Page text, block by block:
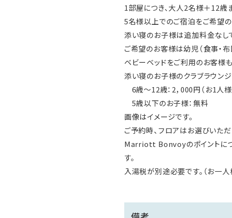
1部屋につき、大人2名様＋12歳
5名様以上でのご宿泊をご希望
添い寝のお子様は追加料金なし
ご希望のお客様は幼児（食事・布
ベビーベッドをご利用のお客様
添い寝のお子様のクラブラウン
6歳～12歳：2，000円（お1人様
5歳以下のお子様：無料
画像はイメージです。
ご予約時、フロアはお選びいただ
Marriott Bonvoyのポイントにつ
す。
入湯税が別途必要です。（お一人